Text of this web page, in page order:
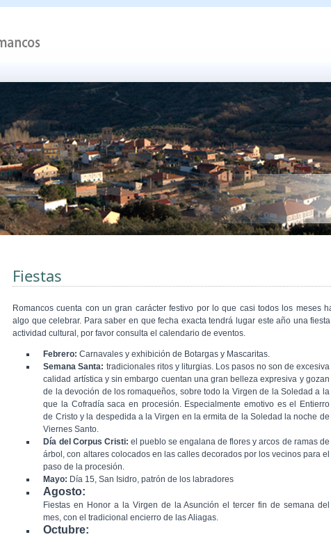
Fiestas
Romancos cuenta con un gran carácter festivo por lo que casi todos los meses
algo que celebrar. Para saber en que fecha exacta tendrá lugar este año una
actividad cultural, por favor consulta el calendario de eventos.
Febrero:Carnavales y exhibición de Botargas y Mascaritas.
Semana Santa: tradicionales ritos y liturgias. Los pasos no son de excesiva
calidad artística y sin embargo cuentan una gran belleza expresiva y gozan
de la devoción de los romaqueños, sobre todo la Virgen de la Soledad a la
que la Cofradía saca en procesión. Especialmente emotivo es el Entierro
de Cristo y la despedida a la Virgen en la ermita de la Soledad la noche de
Viernes Santo.
Día del Corpus Cristi: el pueblo se engalana de flores y arcos de ramas de
árbol, con altares colocados en las calles decorados por los vecinos para el
paso de la procesión.
Mayo: Día 15, San Isidro, patrón de los labradores
Agosto:
Fiestas en Honor a la Virgen de la Asunción el tercer fin de semana del
mes, con el tradicional encierro de las Aliagas.
Octubre: